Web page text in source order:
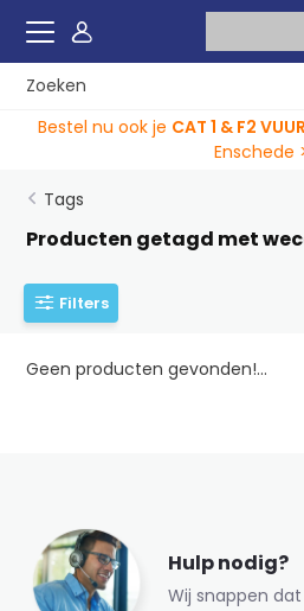
winkel in
Wij verwerken
Tags
Producten getagd met
Filters
Geen producten gevonden!...
Hulp nodig?
Wij snappen